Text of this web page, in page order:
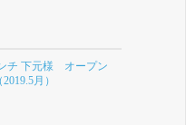
チ 下元様 オープン
月）